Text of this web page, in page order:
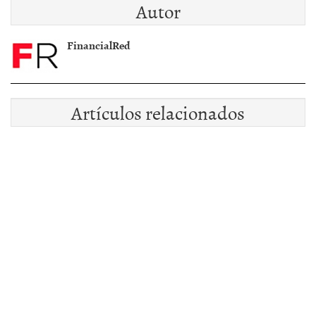
Autor
FinancialRed
Artículos relacionados